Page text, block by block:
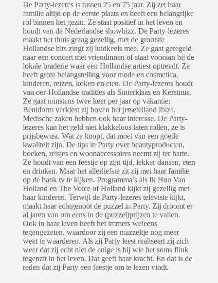
De Party-lezeres is tussen 25 en 75 jaar. Zij zet haar
familie altijd op de eerste plaats en heeft een belangrijke
rol binnen het gezin. Ze staat positief in het leven en
houdt van de Nederlandse showbizz. De Party-lezeres
maakt het thuis graag gezellig, met de grootste
Hollandse hits zingt zij luidkeels mee. Ze gaat geregeld
naar een concert met vriendinnen of staat vooraan bij de
lokale braderie waar een Hollandse artiest optreedt. Ze
heeft grote belangstelling voor mode en cosmetica,
kinderen, reizen, koken en eten. De Party-lezeres houdt
van oer-Hollandse tradities als Sinterklaas en Kerstmis.
Ze gaat minstens twee keer per jaar op vakantie;
Benidorm verkiest zij boven het jetseteiland Ibiza.
Medische zaken hebben ook haar interesse. De Party-
lezeres kan het geld niet klakkeloos laten rollen, ze is
prijsbewust. Wat ze koopt, dat moet van een goede
kwaliteit zijn. De tips in Party over beautyproducten,
boeken, reisjes en woonaccessoires neemt zij ter harte.
Ze houdt van een feestje op zijn tijd, lekker dansen, eten
en drinken. Maar het allerliefste zit zij met haar familie
op de bank tv te kijken. Programma’s als Ik Hou Van
Holland en The Voice of Holland kijkt zij gezellig met
haar kinderen. Terwijl de Party-lezeres televisie kijkt,
maakt haar echtgenoot de puzzel in Party. Zij droomt er
al jaren van om eens in de (puzzel)prijzen te vallen.
Ook in haar leven heeft het immers weleens
tegengezeten, waardoor zij een mazzeltje nog meer
weet te waarderen. Als zij Party leest realiseert zij zich
weer dat zij echt niet de enige is bij wie het soms flink
tegenzit in het leven. Dat geeft haar kracht. En dat is de
reden dat zij Party een feestje om te lezen vindt.